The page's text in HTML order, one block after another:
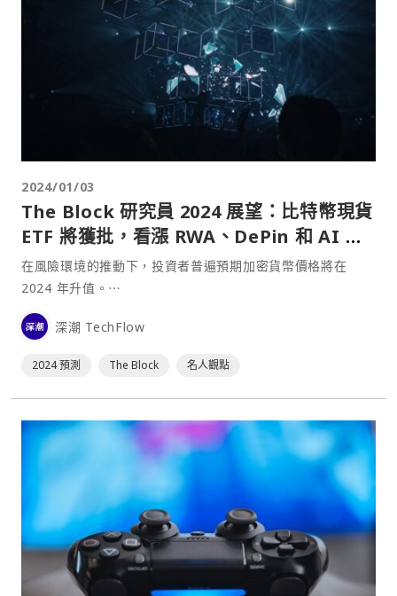
2024/01/03
The Block 研究員 2024 展望：比特幣現貨
ETF 將獲批，看漲 RWA、DePin 和 AI 敘
事
在風險環境的推動下，投資者普遍預期加密貨幣價格將在
2024 年升值。⋯
深潮 TechFlow
2024 預測 The Block 名人觀點